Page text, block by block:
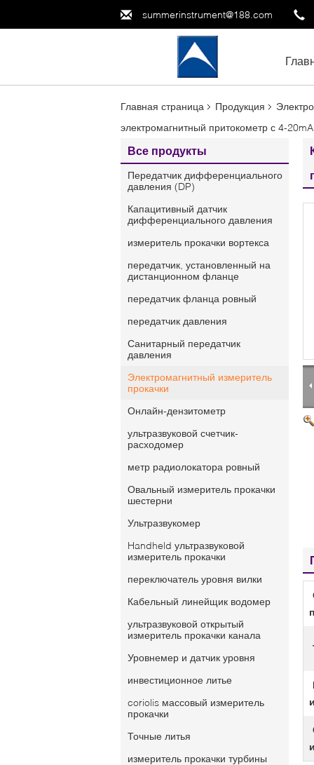
summerinstrument@188.com
Главная страница Продукция
электромагнитный притокометр с 4-20mA
Все продукты
Передатчик дифференциального
давления (DP)
Капацитивный датчик
дифференциального давления
измеритель прокачки вортекса
передатчик, установленный на
дистанционном фланце
передатчик фланца ровный
передатчик давления
Санитарный передатчик
давления
Электромагнитный измеритель
прокачки
Онлайн-дензитометр
ультразвуковой счетчик-
расходомер
метр радиолокатора ровный
Овальный измеритель прокачки
шестерни
Ультразвукомер
Handheld ультразвуковой
измеритель прокачки
переключатель уровня вилки
Кабельный линейщик водомер
ультразвуковой открытый
измеритель прокачки канала
Уровнемер и датчик уровня
инвестиционное литье
coriolis массовый измеритель
прокачки
Точные литья
измеритель прокачки турбины